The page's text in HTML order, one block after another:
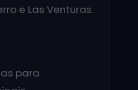
e Las Venturas.
para